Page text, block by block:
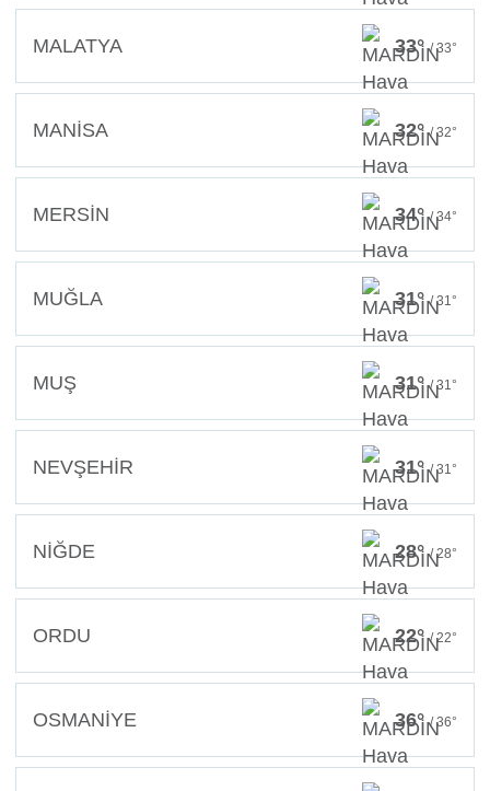
MALATYA 33°/ 33°
MANİSA 32°/ 32°
MERSİN 34°/ 34°
MUĞLA 31°/ 31°
MUŞ 31°/ 31°
NEVŞEHİR 31°/ 31°
NİĞDE 28°/ 28°
ORDU 22°/ 22°
OSMANİYE 36°/ 36°